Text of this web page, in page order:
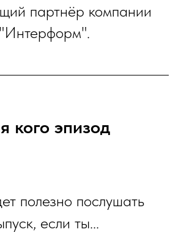
партнёр компании
"Интерформ".
кого эпизод
полезно послушать
если ты...